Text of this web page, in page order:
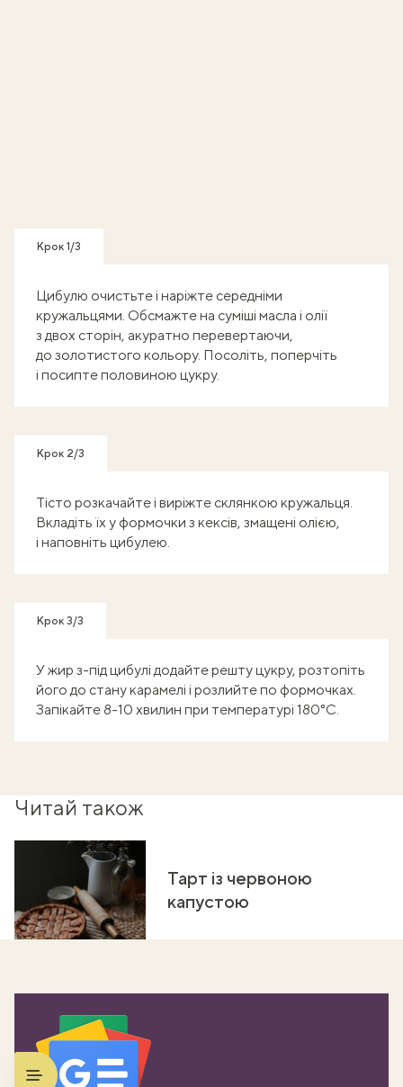
Крок 1/3
Цибулю очистьте і наріжте середніми
кружальцями. Обсмажте на суміші масла і олії
з двох сторін, акуратно перевертаючи,
до золотистого кольору. Посоліть, поперчіть
і посипте половиною цукру.
Крок 2/3
Тісто розкачайте і виріжте склянкою кружальця.
Вкладіть їх у формочки з кексів, змащені олією,
і наповніть цибулею.
Крок 3/3
У жир з-під цибулі додайте решту цукру, розтопіть
його до стану карамелі і розлийте по формочках.
Запікайте 8-10 хвилин при температурі 180°C.
Читай також
Тарт із червоною
капустою